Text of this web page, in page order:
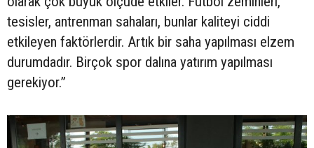
tesisler, antrenman sahaları, bunlar kaliteyi ciddi
etkileyen faktörlerdir. Artık bir saha yapılması elzem
durumdadır. Birçok spor dalına yatırım yapılması
gerekiyor.”